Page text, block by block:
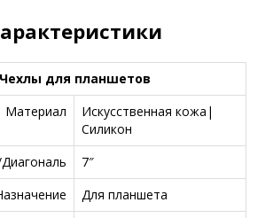
Чехлы для планшетов
Материал
Искусственная кожа|
Силикон
7″
Для планшета